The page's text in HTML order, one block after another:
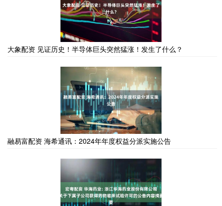
大象配资 见证历史！半导体巨头突然猛涨！发生了什么？
融易富配资 海希通讯：2024年年度权益分派实施公告